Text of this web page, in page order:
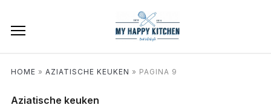
HOME » AZIATISCHE KEUKEN » PAGINA 9
Aziatische keuken